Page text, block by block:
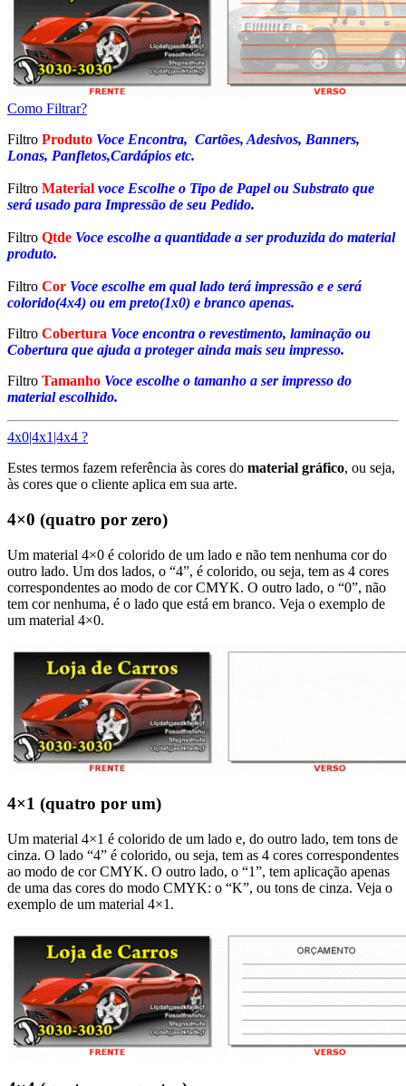
Como Filtrar?
Filtro Produto Voce Encontra, Cartões, Adesivos, Banners,
Lonas, Panfletos,Cardápios etc.
Filtro Material voce Escolhe o Tipo de Papel ou Substrato que
será usado para Impressão de seu Pedido.
Filtro Qtde Voce escolhe a quantidade a ser produzida do material
produto.
Filtro Cor Voce escolhe em qual lado terá impressão e e será
colorido(4x4) ou em preto(1x0) e branco apenas.
Filtro Cobertura Voce encontra o revestimento, laminação ou
Cobertura que ajuda a proteger ainda mais seu impresso.
Filtro Tamanho Voce escolhe o tamanho a ser impresso do
material escolhido.
4x0|4x1|4x4 ?
Estes termos fazem referência às cores do material gráfico, ou seja,
às cores que o cliente aplica em sua arte.
4×0 (quatro por zero)
Um material 4×0 é colorido de um lado e não tem nenhuma cor do
outro lado. Um dos lados, o “4”, é colorido, ou seja, tem as 4 cores
correspondentes ao modo de cor CMYK. O outro lado, o “0”, não
tem cor nenhuma, é o lado que está em branco. Veja o exemplo de
um material 4×0.
4×1 (quatro por um)
Um material 4×1 é colorido de um lado e, do outro lado, tem tons de
cinza. O lado “4” é colorido, ou seja, tem as 4 cores correspondentes
ao modo de cor CMYK. O outro lado, o “1”, tem aplicação apenas
de uma das cores do modo CMYK: o “K”, ou tons de cinza. Veja o
exemplo de um material 4×1.